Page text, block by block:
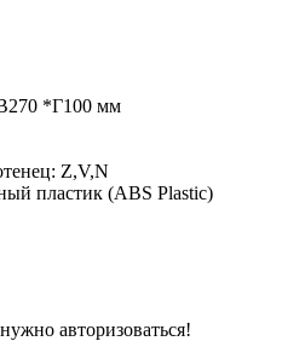
*Г100 мм
Z,V,N
пластик (ABS Plastic)
авторизоваться!